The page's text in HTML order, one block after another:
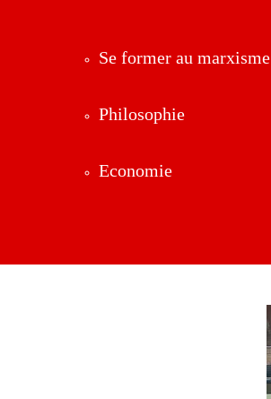
Se former au marxisme
Philosophie
Economie